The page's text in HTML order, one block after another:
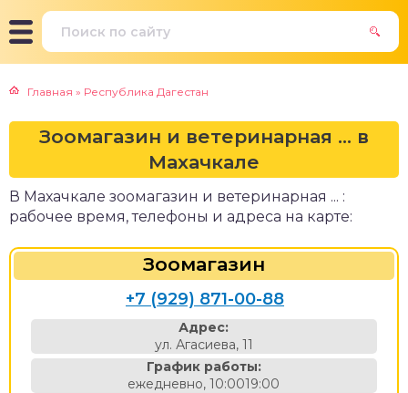
Главная » Республика Дагестан
Зоомагазин и ветеринарная ... в
Махачкале
В Махачкале зоомагазин и ветеринарная ... :
рабочее время, телефоны и адреса на карте:
Зоомагазин
+7 (929) 871-00-88
Адрес:
ул. Агасиева, 11
График работы:
ежедневно, 10:0019:00